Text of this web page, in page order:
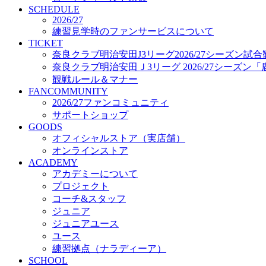
プロジェクト
コーチ&スタッフ
ジュニア
ジュニアユース
ユース
練習拠点（ナラディーア）
SCHOOL
CLUB
2026/27 パートナー企業
パートナー募集
クラブ理念
クラブ情報
サステナビリティ
Web制作支援
応援プロジェクト
SCHEDULE
2026/27
練習見学時のファンサービスについて
TICKET
奈良クラブ明治安田J3リーグ2026/27シーズン試合
奈良クラブ明治安田Ｊ3リーグ 2026/27シーズン「
観戦ルール＆マナー
FANCOMMUNITY
2026/27ファンコミュニティ
サポートショップ
GOODS
オフィシャルストア（実店舗）
オンラインストア
ACADEMY
アカデミーについて
プロジェクト
コーチ&スタッフ
ジュニア
ジュニアユース
ユース
練習拠点（ナラディーア）
SCHOOL